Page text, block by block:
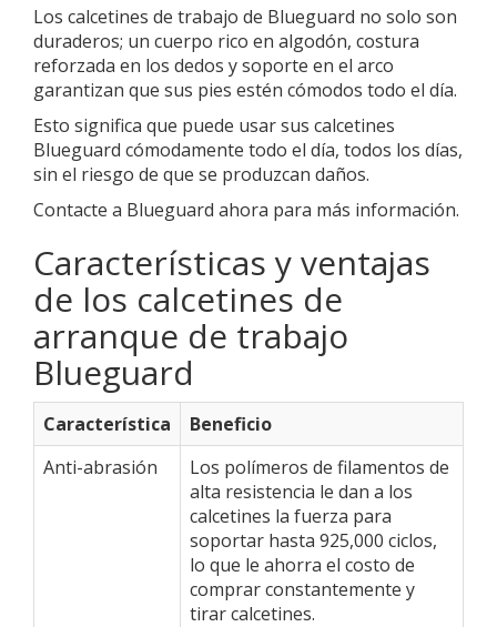
Los calcetines de trabajo de Blueguard no solo son
duraderos; un cuerpo rico en algodón, costura
reforzada en los dedos y soporte en el arco
garantizan que sus pies estén cómodos todo el día.
Esto significa que puede usar sus calcetines
Blueguard cómodamente todo el día, todos los días,
sin el riesgo de que se produzcan daños.
Contacte a Blueguard ahora para más información.
Características y ventajas
de los calcetines de
arranque de trabajo
Blueguard
Característica
Beneficio
Anti-abrasión
Los polímeros de filamentos de
alta resistencia le dan a los
calcetines la fuerza para
soportar hasta 925,000 ciclos,
lo que le ahorra el costo de
comprar constantemente y
tirar calcetines.